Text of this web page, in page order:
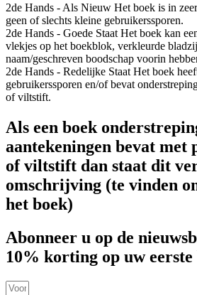
2de Hands - Als Nieuw Het boek is in
geen of slechts kleine gebruikerssporen.
2de Hands - Goede Staat Het boek kan
vlekjes op het boekblok, verkleurde
naam/geschreven boodschap voorin
2de Hands - Redelijke Staat Het boek
gebruikerssporen en/of bevat
of viltstift.
Als een boek
aantekeningen bevat met
of viltstift dan staat dit
omschrijving (te vinden
het boek)
Abonneer u op de
10% korting op uw